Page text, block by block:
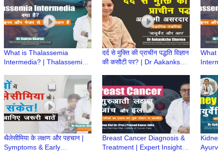
What is Thalassemia
Intermedia? | Thalassemia
Gaurav Kharya | Episode 3
दर्द से मुक्ति की प्राचीन पद्धति विज्ञान
की कसौटी पर? | Dr Aakanksha
थैलेसीमिया के लक्षण और पहचान |
Symptoms & Early
Breast Cancer Diagnosis &
Treatment | Expert Insights